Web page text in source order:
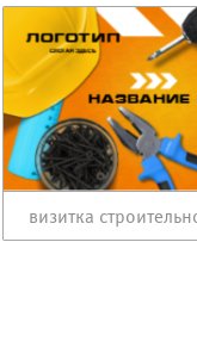
визитка